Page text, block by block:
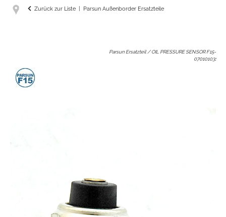
Zurück zur Liste Parsun Außenborder Ersatzteile
Parsun Ersatzteil / OIL PRESSURE SENSOR F15-
07010103: